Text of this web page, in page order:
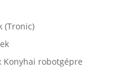
(Tronic)
Konyhai robotgépre